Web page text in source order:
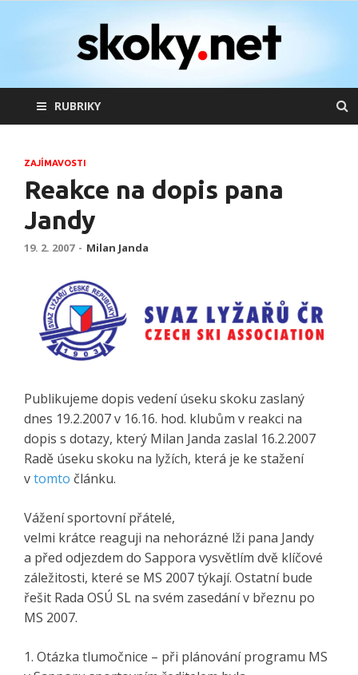
skoky.net
skoky na lyžích
RUBRIKY
ZAJÍMAVOSTI
Reakce na dopis pana
Jandy
19. 2. 2007 - Milan Janda
Publikujeme dopis vedení úseku skoku zaslaný
dnes 19.2.2007 v 16.16. hod. klubům v reakci na
dopis s dotazy, který Milan Janda zaslal 16.2.2007
Radě úseku skoku na lyžích, která je ke stažení
vtomto článku.
Vážení sportovní přátelé,
velmi krátce reaguji na nehorázné lži pana Jandy
a před odjezdem do Sappora vysvětlím dvě klíčové
záležitosti, které se MS 2007 týkají. Ostatní bude
řešit Rada OSÚ SL na svém zasedání v březnu po
MS 2007.
1. Otázka tlumočnice – při plánování programu MS